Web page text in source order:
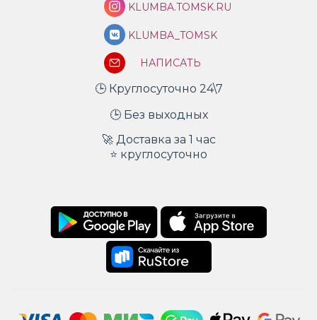
KLUMBA.TOMSK.RU
KLUMBA_TOMSK
НАПИСАТЬ
🕒 Круглосуточно 24\7
🕒 Без выходных
🚀 Доставка за 1 час
⭐ круглосуточно